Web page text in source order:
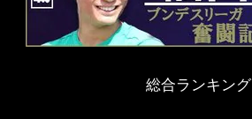
総合ランキング